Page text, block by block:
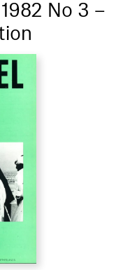
No 3 –